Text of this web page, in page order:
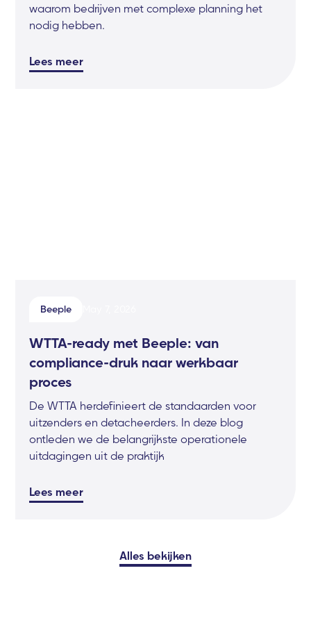
waarom bedrijven met complexe planning het
nodig hebben.
Lees meer
Beeple
WTTA-ready met Beeple: van
compliance-druk naar werkbaar
proces
De WTTA herdefinieert de standaarden voor
uitzenders en detacheerders. In deze blog
ontleden we de belangrijkste operationele
uitdagingen uit de praktijk
Lees meer
Alles bekijken